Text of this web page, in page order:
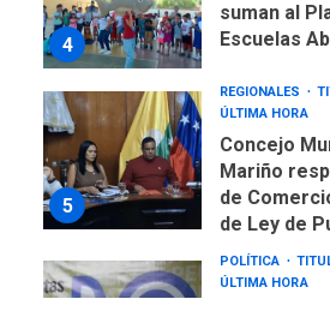
4
suman al
Escuelas
5
REGIONALES
ÚLTIMA HORA
Concejo
Mariño
de
de Ley de
POLÍTICA
ÚLTIMA HORA